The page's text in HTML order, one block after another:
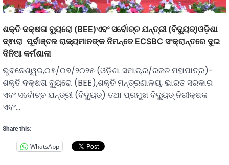
ଶକ୍ତି ଦକ୍ଷତା ବ୍ୟୁରୋ (BEE)ଏବଂ ସର୍ବୋଚ୍ଚ ଯନ୍ତ୍ରୀ (ବିଦ୍ୟୁତ୍)ଓଡ଼ିଶା
ଦ୍ଵାରା ପୂର୍ବାଞ୍ଚଳ ରାଜ୍ୟମାନଙ୍କ ନିମନ୍ତେ ECSBC ସଂକ୍ରାନ୍ତରେ ଦୁଇ
ଦିନିଆ କର୍ମଶାଳା
ଭୁବନେଶ୍ୱର,୦୫/୦୭/୨୦୨୫ (ଓଡ଼ିଶା ସମାଚାର/ରଜତ ମହାପାତ୍ର)-
ଶକ୍ତି ଦକ୍ଷତା ବ୍ୟୁରୋ (BEE),ଶକ୍ତି ମନ୍ତ୍ରଣାଳୟ, ଭାରତ ସରକାର
ଏବଂ ସର୍ବୋଚ୍ଚ ଯନ୍ତ୍ରୀ (ବିଦ୍ୟୁତ୍) ତଥା ପ୍ରମୁଖ ବିଦ୍ୟୁତ୍ ନିରୀକ୍ଷକ
ଏବଂ…
Share this:
WhatsApp